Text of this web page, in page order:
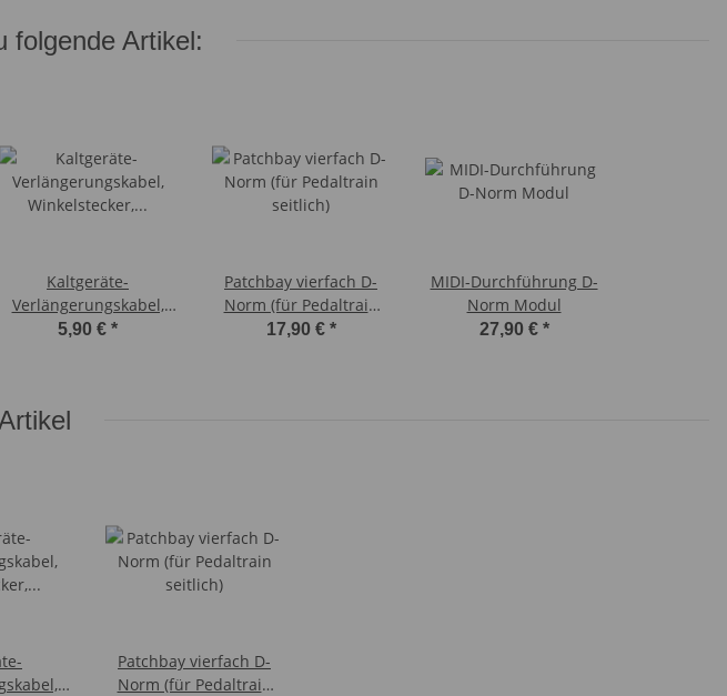
folgende Artikel:
Kaltgeräte-
Verlängerungskabel,
Winkelstecker, 30 cm
5,90 € *
Patchbay vierfach D-
Norm (für Pedaltrain
seitlich)
17,90 € *
MIDI-Durchführung D-
Norm Modul
27,90 € *
Patchbay vierfach D-
Norm (für Pedaltrain